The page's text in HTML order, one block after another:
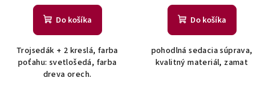
Do košíka
Trojsedák + 2 kreslá, farba
poťahu: svetlošedá, farba
dreva orech.
Do košíka
pohodlná sedacia súprava,
kvalitný materiál, zamat